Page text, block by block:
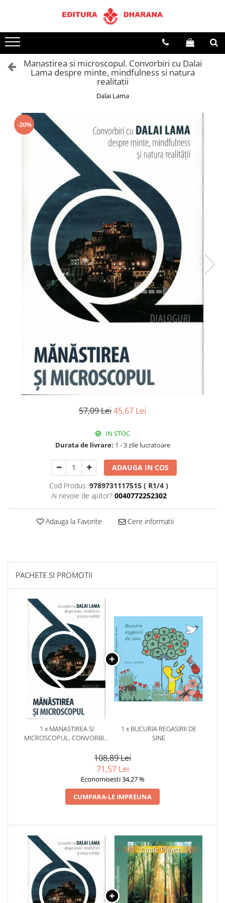
Terapii
Dietoterapie
Manastirea si microscopul. Convorbiri cu Dalai
Lama despre minte, mindfulness si natura
realitatii
Dalai Lama
-20%
57,09 Lei45,67 Lei
IN STOC
Durata de livrare: 1 - 3 zile lucratoare
ADAUGA IN COS
Cod Produs: 9789731117515 ( R1/4 )
Ai nevoie de ajutor? 0040772252302
Adauga la Favorite Cere informatii
PACHETE SI PROMOTII
1 x MANASTIREA SI
MICROSCOPUL. CONVORBIRI
MINTE, MINDFULNESS SI
1 x BUCURIA REGASIRII DE
SINE
108,89 Lei
71,57 Lei
Economisesti 34,27 %
CUMPARA-LE IMPREUNA